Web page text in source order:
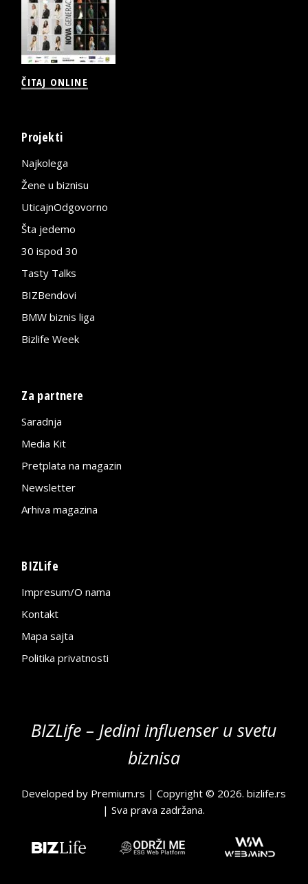
ČITAJ ONLINE
Projekti
Najkolega
Žene u biznisu
UticajnOdgovorno
Šta jedemo
30 ispod 30
Tasty Talks
BIZBendovi
BMW biznis liga
Bizlife Week
Za partnere
Saradnja
Media Kit
Pretplata na magazin
Newsletter
Arhiva magazina
BIZLife
Impresum/O nama
Kontakt
Mapa sajta
Politika privatnosti
BIZLife – Jedini influenser u svetu
biznisa
Developed by Premium.rs | Copyright © 2026.bizlife.rs
| Sva prava zadržana.